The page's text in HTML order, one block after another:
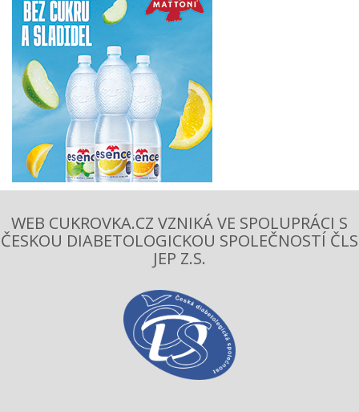
WEB CUKROVKA.CZ VZNIKÁ VE SPOLUPRÁCI S
ČESKOU DIABETOLOGICKOU SPOLEČNOSTÍ ČLS
JEP Z.S.